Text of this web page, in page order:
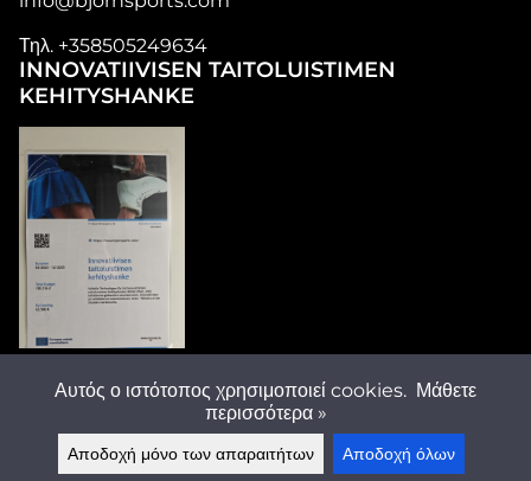
Τηλ. +358505249634
INNOVATIIVISEN TAITOLUISTIMEN
KEHITYSHANKE
Αυτός ο ιστότοπος χρησιμοποιεί cookies. Μάθετε
περισσότερα »
Αποδοχή μόνο των απαραιτήτων Αποδοχή όλων